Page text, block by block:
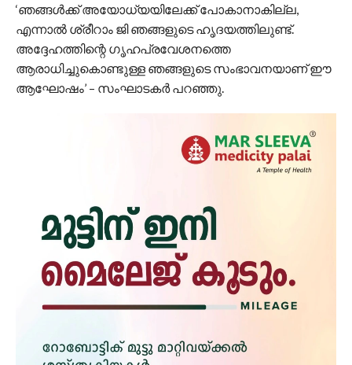
‘ഞങ്ങള്‍ക്ക് അയോധ്യയിലേക്ക് പോകാനാകില്ല,
എന്നാല്‍ ശ്രീറാം ജി ഞങ്ങളുടെ ഹൃദയത്തിലുണ്ട്.
അദ്ദേഹത്തിന്റെ ഗൃഹപ്രവേശനത്തെ
ആരാധിച്ചുകൊണ്ടുള്ള ഞങ്ങളുടെ സംഭാവനയാണ് ഈ
ആഘോഷം’ – സംഘാടകര്‍ പറഞ്ഞു.